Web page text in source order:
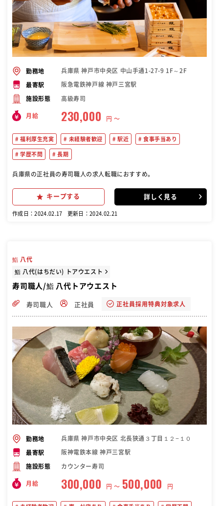
勤務地 兵庫県 神戸市中央区 中山手通1-27-9 1F～2F
最寄駅 阪急電鉄神戸線 神戸三宮駅
施設形態 高級寿司
月給 230,000 円 〜
福利厚生充実 未経験者歓迎 駅近 食事手当あり
学歴不問 長期
兵庫県の正社員の寿司職人の求人転職におすすめ。
キープする 詳しく見る
作成日：2024.02.17 更新日：2024.02.21
鮨 八代
鮨 八代(はちだい) トアウエスト
寿司職人/鮨 八代トアウエスト
寿司職人 正社員 正社員採用特典対象求人
勤務地 兵庫県 神戸市中央区 北長狭通３丁目１２−１０
最寄駅 阪神電鉄本線 神戸三宮駅
施設形態 カウンター寿司
月給 300,000 円 〜 500,000 円